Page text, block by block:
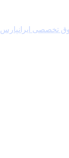
تخصصی ایرانپارس